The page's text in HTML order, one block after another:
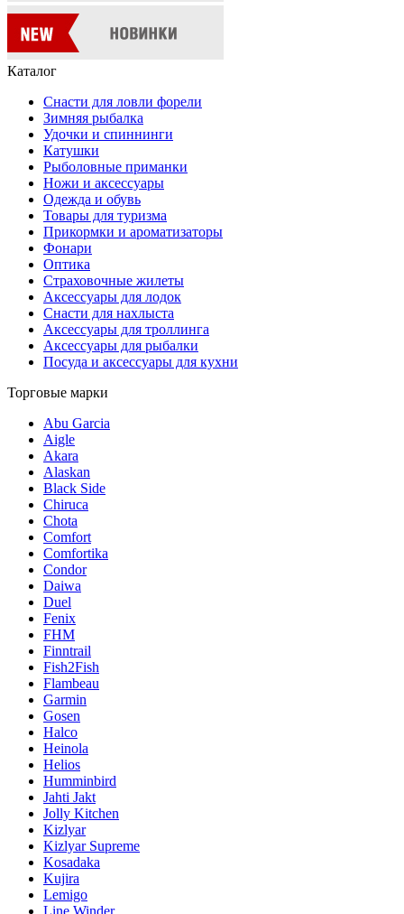
Каталог
Снасти для ловли форели
Зимняя рыбалка
Удочки и спиннинги
Катушки
Рыболовные приманки
Ножи и аксессуары
Одежда и обувь
Товары для туризма
Прикормки и ароматизаторы
Фонари
Оптика
Страховочные жилеты
Аксессуары для лодок
Снасти для нахлыста
Аксессуары для троллинга
Аксессуары для рыбалки
Посуда и аксессуары для кухни
Торговые марки
Abu Garcia
Aigle
Akara
Alaskan
Black Side
Chiruca
Chota
Comfort
Comfortika
Condor
Daiwa
Duel
Fenix
FHM
Finntrail
Fish2Fish
Flambeau
Garmin
Gosen
Halco
Heinola
Helios
Humminbird
Jahti Jakt
Jolly Kitchen
Kizlyar
Kizlyar Supreme
Kosadaka
Kujira
Lemigo
Line Winder